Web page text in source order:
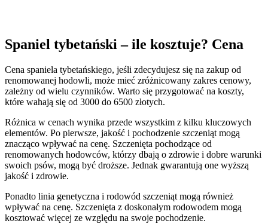
Spaniel tybetański – ile kosztuje? Cena
Cena spaniela tybetańskiego, jeśli zdecydujesz się na zakup od
renomowanej hodowli, może mieć zróżnicowany zakres cenowy,
zależny od wielu czynników. Warto się przygotować na koszty,
które wahają się od 3000 do 6500 złotych.
Różnica w cenach wynika przede wszystkim z kilku kluczowych
elementów. Po pierwsze, jakość i pochodzenie szczeniąt mogą
znacząco wpływać na cenę. Szczenięta pochodzące od
renomowanych hodowców, którzy dbają o zdrowie i dobre warunki
swoich psów, mogą być droższe. Jednak gwarantują one wyższą
jakość i zdrowie.
Ponadto linia genetyczna i rodowód szczeniąt mogą również
wpływać na cenę. Szczenięta z doskonałym rodowodem mogą
kosztować więcej ze względu na swoje pochodzenie.